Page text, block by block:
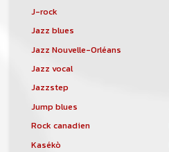
J-rock
Jazz blues
Jazz Nouvelle-Orléans
Jazz vocal
Jazzstep
Jump blues
Rock canadien
Kasékò